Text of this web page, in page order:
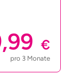
€
pro 3 Monate